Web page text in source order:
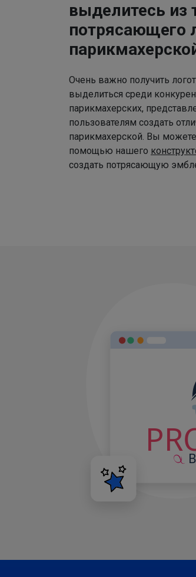
выделитесь
потрясающего
Очень важно получить
выделиться среди
парикмахерских,
пользователям создать
парикмахерской. Вы
помощью нашего
создать потрясающую